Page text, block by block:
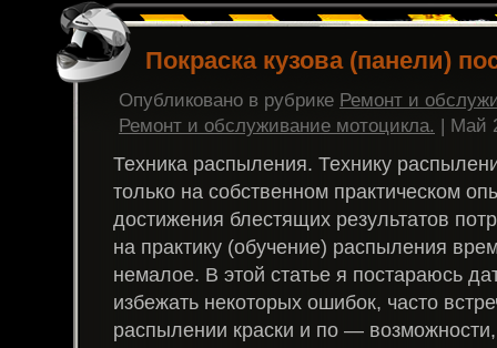
Покраска кузова (панели)
Опубликовано в рубрике Ремонт и
Ремонт и обслуживание мотоцикла. | Май
Техника распыления. Технику
только на собственном практическом
достижения блестящих результатов
на практику (обучение) распыления
немалое. В этой статье я постараюсь
избежать некоторых ошибок, часто
распылении краски и по —